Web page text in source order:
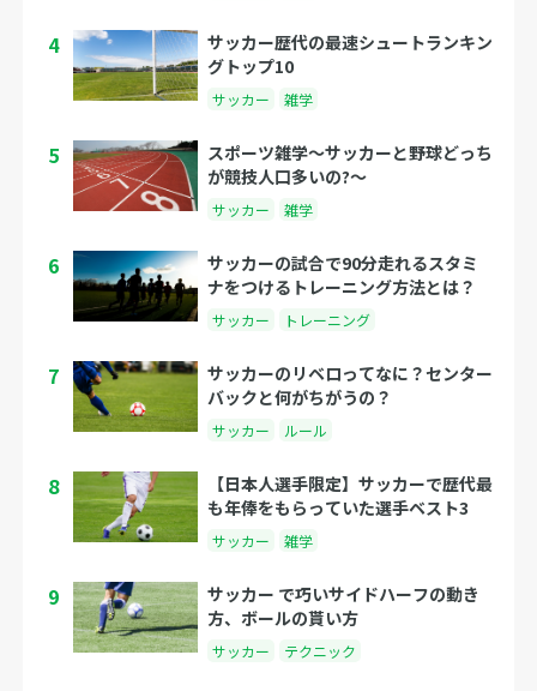
4
サッカー歴代の最速シュートランキン
グトップ10
サッカー 雑学
5
スポーツ雑学～サッカーと野球どっち
が競技人口多いの?～
サッカー 雑学
6
サッカーの試合で90分走れるスタミ
ナをつけるトレーニング方法とは？
サッカー トレーニング
7
サッカーのリベロってなに？センター
バックと何がちがうの？
サッカー ルール
8
【日本人選手限定】サッカーで歴代最
も年俸をもらっていた選手ベスト3
サッカー 雑学
9
サッカー で巧いサイドハーフの動き
方、ボールの貰い方
サッカー テクニック